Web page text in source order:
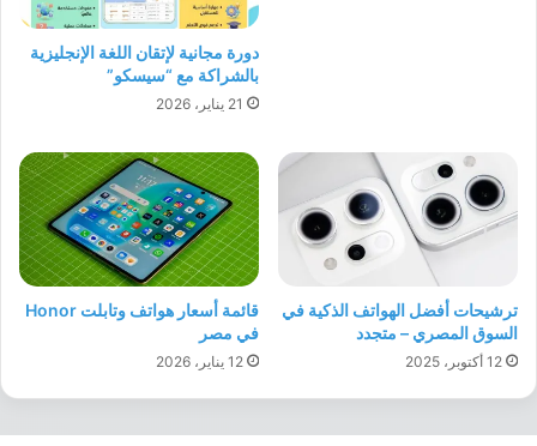
دورة مجانية لإتقان اللغة الإنجليزية
بالشراكة مع “سيسكو”
21 يناير، 2026
ترشيحات أفضل الهواتف الذكية في
السوق المصري – متجدد
12 أكتوبر، 2025
قائمة أسعار هواتف وتابلت Honor
في مصر
12 يناير، 2026